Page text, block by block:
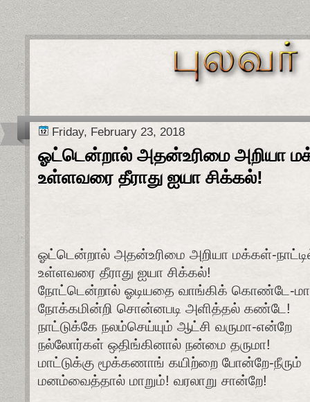
Friday, February 23, 2018
ஓட்டென்றால் அதன்உரிமை அறியா
உள்ளவரை தீராது ஐயா சிக்கல்!
ஓட்டென்றால் அதன்உரிமை அறியா மக்கள்-
உள்ளவரை தீராது ஐயா சிக்கல்!
நோட்டென்றால் ஓடியதை வாங்கிக் கொண்டே-
நோக்கமின்றி சொன்னபடி அளித்தல் கண்டே!
நாட்டுக்கே நலம்செய்யும் ஆட்சி வருமா-என்றே
நல்லோர்கள் ஒதிங்கினால் நன்மை தருமா!
மாட்டுக்கு மூக்கணாங் கயிற்றை போன்றே-நீரும்
மனம்வைத்தால் மாறும்! வரலாறு சான்றே!